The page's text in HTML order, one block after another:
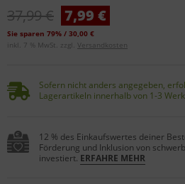
37,99 € 7,99 €
Sie sparen 79% / 30,00 €
inkl. 7 % MwSt. zzgl. Versandkosten
Sofern nicht anders angegeben,
Lagerartikeln innerhalb von 1-3
12 % des Einkaufswertes deiner
Förderung und Inklusion von
investiert. ERFAHRE MEHR